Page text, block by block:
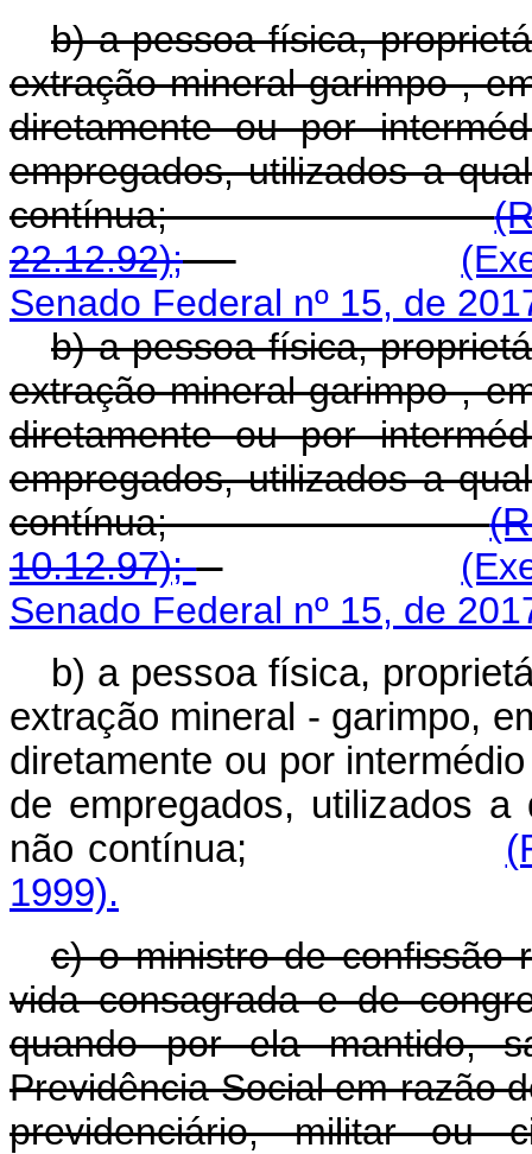
b) a pessoa física,
extração mineral garimpo ,
diretamente ou por
empregados, utilizados a
contínua;
22.12.92);
Senado Federal nº 15, de
b) a pessoa física,
extração mineral garimpo ,
diretamente ou por
empregados, utilizados a
contínua;
10.12.97);
Senado Federal nº 15, de
b) a pessoa física,
extração mineral - garimpo,
diretamente ou por
de empregados, utilizados
não contínua;
1999).
c) o ministro de confissão
vida consagrada e de
quando por ela mantido,
Previdência Social em razão
previdenciário, militar ou